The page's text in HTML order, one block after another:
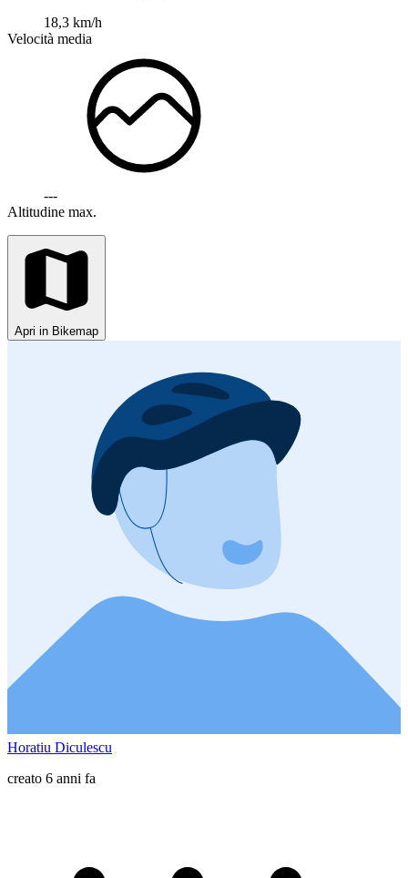
18,3 km/h
Velocità media
---
Altitudine max.
Apri in Bikemap
Horatiu Diculescu
creato 6 anni fa